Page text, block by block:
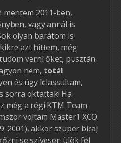
mentem 2011-ben,
vagy annál is
olyan barátom is
azt hittem, még
verni őket, pusztán
nem, totál
és úgy lelassultam,
sorra oktattak! Ha
még a régi KTM Team
voltam Master1 XCO
2001), akkor szuper bicaj
se szívesen ülök fel